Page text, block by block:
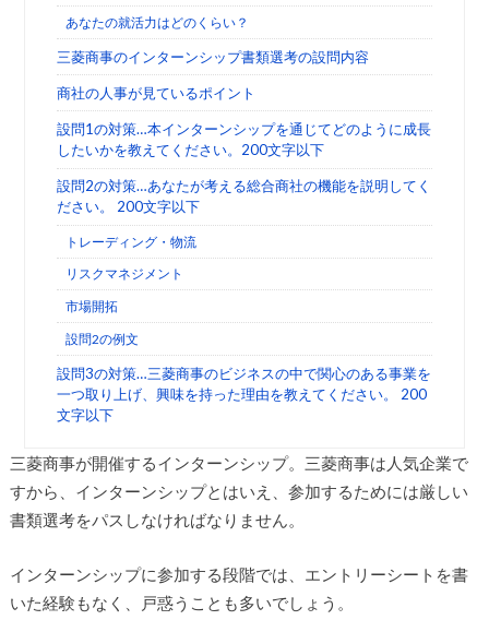
あなたの就活力はどのくらい？
三菱商事のインターンシップ書類選考の設問内容
商社の人事が見ているポイント
設問1の対策…本インターンシップを通じてどのように成長
したいかを教えてください。200文字以下
設問2の対策…あなたが考える総合商社の機能を説明してく
ださい。 200文字以下
トレーディング・物流
リスクマネジメント
市場開拓
設問2の例文
設問3の対策…三菱商事のビジネスの中で関心のある事業を
一つ取り上げ、興味を持った理由を教えてください。 200
文字以下
三菱商事が開催するインターンシップ。三菱商事は人気企業で
すから、インターンシップとはいえ、参加するためには厳しい
書類選考をパスしなければなりません。
インターンシップに参加する段階では、エントリーシートを書
いた経験もなく、戸惑うことも多いでしょう。